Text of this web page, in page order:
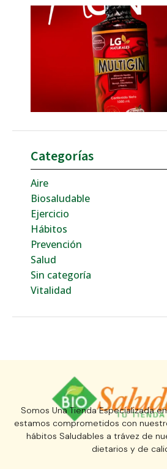
Categorías
Aire
Biosaludable
Ejercicio
Hábitos
Prevención
Salud
Sin categoría
Vitalidad
Somos Una Tienda Especializada
estamos comprometidos con
hábitos Saludables a trávez de
dietarios y de